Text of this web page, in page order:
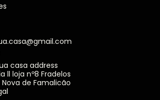
casa address
ll loja nº8 Fradelos
de Famalicão